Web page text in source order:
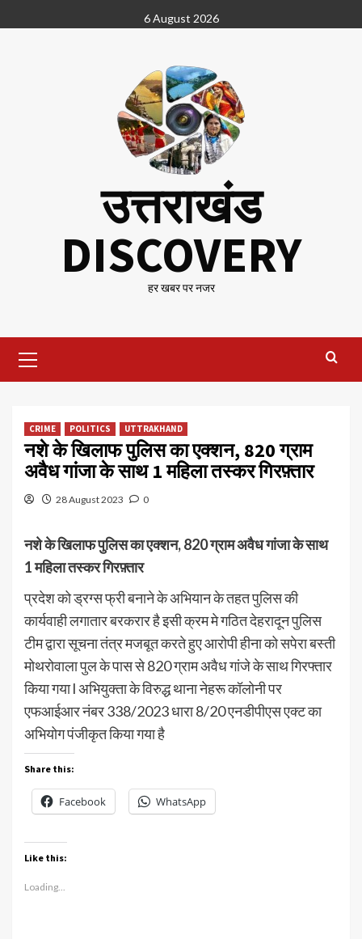
to
6 August 2026
उत्तराखंड
DISCOVERY
हर खबर पर नजर
Menu
CRIME POLITICS UTTRAKHAND
नशे के खिलाफ पुलिस का एक्शन, 820 ग्राम
अवैध गांजा के साथ 1 महिला तस्कर गिरफ़्तार
28 August 2023 0
नशे के खिलाफ पुलिस का एक्शन, 820 ग्राम अवैध गांजा के साथ
1 महिला तस्कर गिरफ़्तार
प्रदेश को ड्रग्स फ्री बनाने के अभियान के तहत पुलिस की
कार्यवाही लगातार बरकरार है इसी क्रम मे गठित देहरादून पुलिस
टीम द्वारा सूचना तंत्र मजबूत करते हुए आरोपी हीना को सपेरा बस्ती
मोथरोवाला पुल के पास से 820 ग्राम अवैध गांजे के साथ गिरफ्तार
किया गया l अभियुक्ता के विरुद्ध थाना नेहरू कॉलोनी पर
एफआईआर नंबर 338/2023 धारा 8/20 एनडीपीएस एक्ट का
अभियोग पंजीकृत किया गया है
Share this:
Facebook WhatsApp
Like this:
Loading...